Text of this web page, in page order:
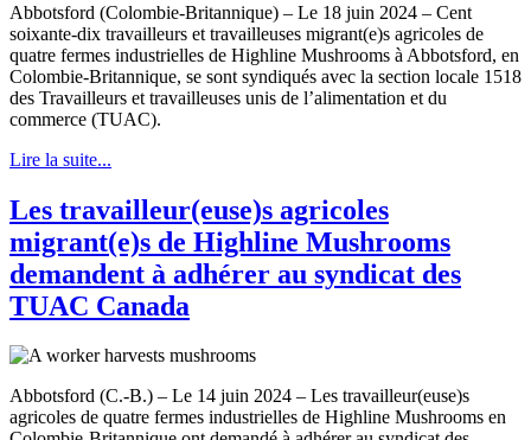
Abbotsford (Colombie-Britannique) – Le 18 juin 2024 – Cent
soixante-dix travailleurs et travailleuses migrant(e)s agricoles de
quatre fermes industrielles de Highline Mushrooms à Abbotsford, en
Colombie-Britannique, se sont syndiqués avec la section locale 1518
des Travailleurs et travailleuses unis de l’alimentation et du
commerce (TUAC).
Lire la suite...
Les travailleur(euse)s agricoles
migrant(e)s de Highline Mushrooms
demandent à adhérer au syndicat des
TUAC Canada
Abbotsford (C.-B.) – Le 14 juin 2024 – Les travailleur(euse)s
agricoles de quatre fermes industrielles de Highline Mushrooms en